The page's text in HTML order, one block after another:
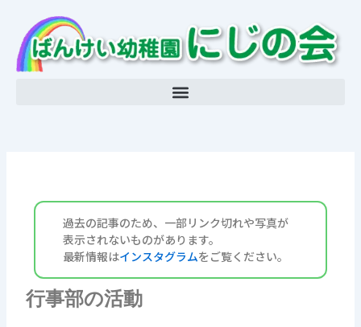
過去の記事のため、一部リンク切れや写真が
表示されないものがあります。
最新情報はインスタグラムをご覧ください。
行事部の活動